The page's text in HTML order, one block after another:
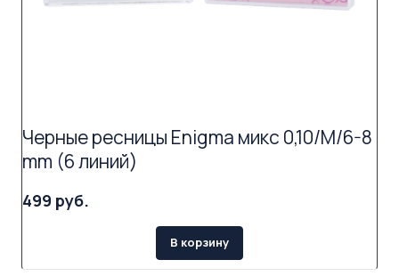
Черные ресницы Enigma микс 0,10/M/6-8
mm (6 линий)
499 руб.
В корзину